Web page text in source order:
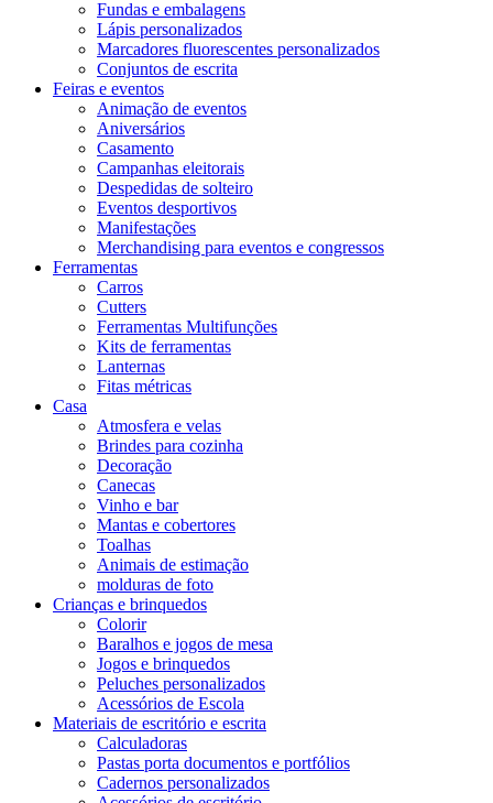
Fundas e embalagens
Lápis personalizados
Marcadores fluorescentes personalizados
Conjuntos de escrita
Feiras e eventos
Animação de eventos
Aniversários
Casamento
Campanhas eleitorais
Despedidas de solteiro
Eventos desportivos
Manifestações
Merchandising para eventos e congressos
Ferramentas
Carros
Cutters
Ferramentas Multifunções
Kits de ferramentas
Lanternas
Fitas métricas
Casa
Atmosfera e velas
Brindes para cozinha
Decoração
Canecas
Vinho e bar
Mantas e cobertores
Toalhas
Animais de estimação
molduras de foto
Crianças e brinquedos
Colorir
Baralhos e jogos de mesa
Jogos e brinquedos
Peluches personalizados
Acessórios de Escola
Materiais de escritório e escrita
Calculadoras
Pastas porta documentos e portfólios
Cadernos personalizados